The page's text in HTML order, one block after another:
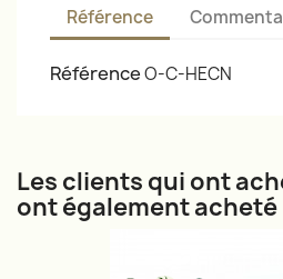
Référence
RéférenceO-C-HECN
Les clients qui ont
ont également acheté